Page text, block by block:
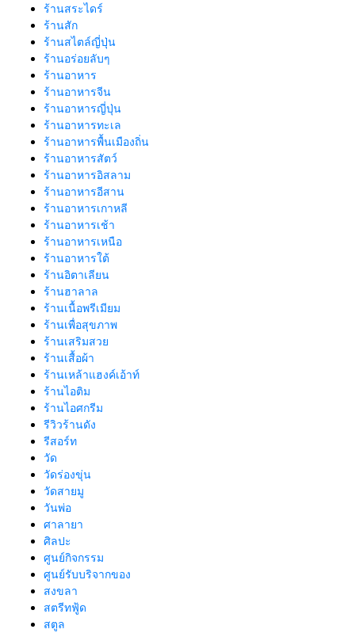
ร้านสระไดร์
ร้านสัก
ร้านสไตล์ญี่ปุ่น
ร้านอร่อยลับๆ
ร้านอาหาร
ร้านอาหารจีน
ร้านอาหารญี่ปุ่น
ร้านอาหารทะเล
ร้านอาหารพื้นเมืองถิ่น
ร้านอาหารสัตว์
ร้านอาหารอิสลาม
ร้านอาหารอีสาน
ร้านอาหารเกาหลี
ร้านอาหารเช้า
ร้านอาหารเหนือ
ร้านอาหารใต้
ร้านอิตาเลียน
ร้านฮาลาล
ร้านเนื้อพรีเมียม
ร้านเพื่อสุขภาพ
ร้านเสริมสวย
ร้านเสื้อผ้า
ร้านเหล้าแฮงค์เอ้าท์
ร้านไอติม
ร้านไอศกรีม
รีวิวร้านดัง
รีสอร์ท
วัด
วัดร่องขุ่น
วัดสายมู
วันพ่อ
ศาลายา
ศิลปะ
ศูนย์กิจกรรม
ศูนย์รับบริจากของ
สงขลา
สตรีทฟู้ด
สตูล